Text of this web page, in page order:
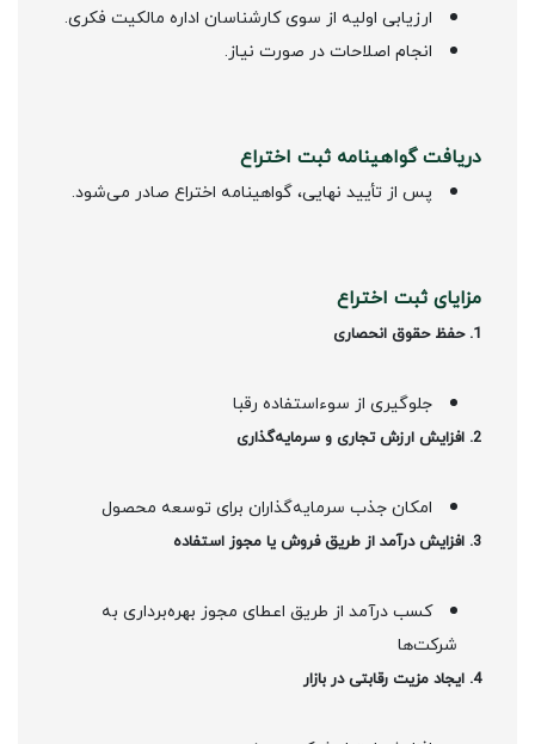
ارزیابی اولیه از سوی کارشناسان اداره مالکیت فکری.
انجام اصلاحات در صورت نیاز.
دریافت گواهینامه ثبت اختراع
پس از تأیید نهایی، گواهینامه اختراع صادر می‌شود.
مزایای ثبت اختراع
1. حفظ حقوق انحصاری
جلوگیری از سوءاستفاده رقبا
2. افزایش ارزش تجاری و سرمایه‌گذاری
امکان جذب سرمایه‌گذاران برای توسعه محصول
3. افزایش درآمد از طریق فروش یا مجوز استفاده
کسب درآمد از طریق اعطای مجوز بهره‌برداری به
شرکت‌ها
4. ایجاد مزیت رقابتی در بازار